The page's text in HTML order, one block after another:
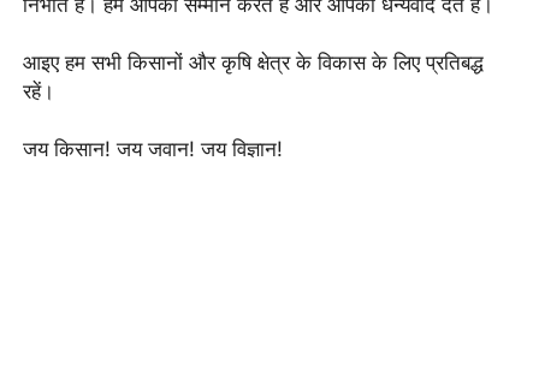
निभाते हैं। हम आपका सम्मान करते हैं और आपको धन्यवाद देते हैं।
आइए हम सभी किसानों और कृषि क्षेत्र के विकास के लिए प्रतिबद्ध
रहें।
जय किसान! जय जवान! जय विज्ञान!